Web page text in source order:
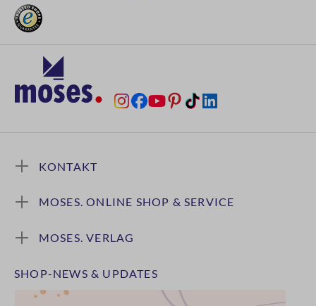
KONTAKT
MOSES. ONLINE SHOP & SERVICE
MOSES. VERLAG
SHOP-NEWS & UPDATES